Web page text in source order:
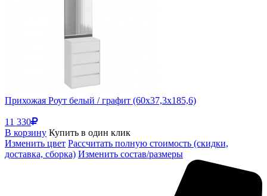
Прихожая Роут белый / графит (60x37,3x185,6)
11 330
В корзину Купить в один клик
Изменить цвет Рассчитать полную стоимость (скидки,
доставка, сборка) Изменить состав/размеры